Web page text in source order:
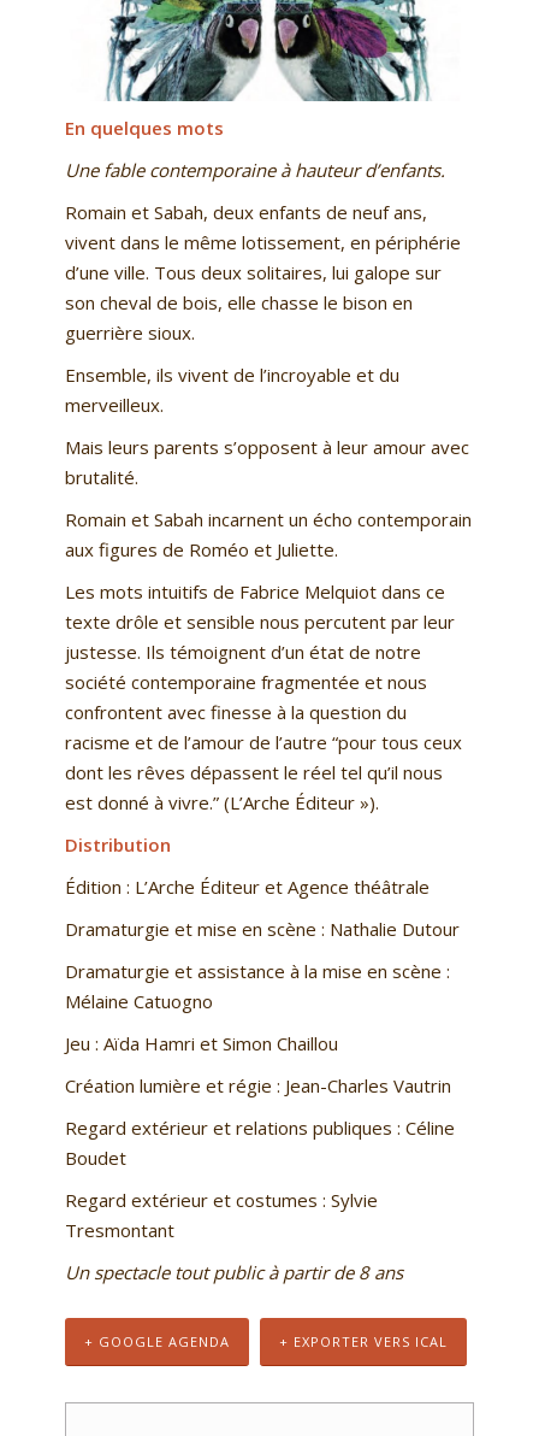
En quelques mots
Une fable contemporaine à hauteur d’enfants.
Romain et Sabah, deux enfants de neuf ans,
vivent dans le même lotissement, en périphérie
d’une ville. Tous deux solitaires, lui galope sur
son cheval de bois, elle chasse le bison en
guerrière sioux.
Ensemble, ils vivent de l’incroyable et du
merveilleux.
Mais leurs parents s’opposent à leur amour avec
brutalité.
Romain et Sabah incarnent un écho contemporain
aux figures de Roméo et Juliette.
Les mots intuitifs de Fabrice Melquiot dans ce
texte drôle et sensible nous percutent par leur
justesse. Ils témoignent d’un état de notre
société contemporaine fragmentée et nous
confrontent avec finesse à la question du
racisme et de l’amour de l’autre “pour tous ceux
dont les rêves dépassent le réel tel qu’il nous
est donné à vivre.” (L’Arche Éditeur »).
Distribution
Édition : L’Arche Éditeur et Agence théâtrale
Dramaturgie et mise en scène : Nathalie Dutour
Dramaturgie et assistance à la mise en scène :
Mélaine Catuogno
Jeu : Aïda Hamri et Simon Chaillou
Création lumière et régie : Jean-Charles Vautrin
Regard extérieur et relations publiques : Céline
Boudet
Regard extérieur et costumes : Sylvie
Tresmontant
Un spectacle tout public à partir de 8 ans
+ GOOGLE AGENDA + EXPORTER VERS ICAL